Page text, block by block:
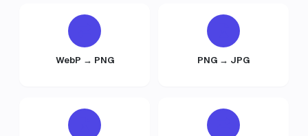
WebP → PNG PNG → JPG